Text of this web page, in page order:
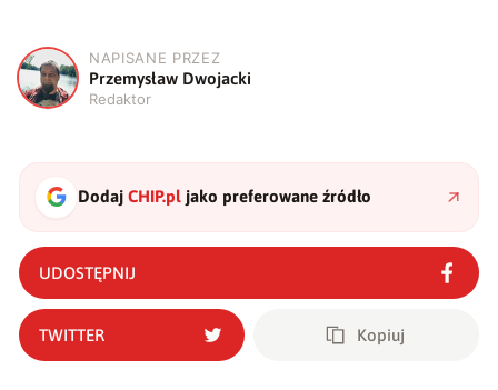
P
NAPISANE PRZEZ
Przemysław Dwojacki
Redaktor
DodajCHIP.pl jako preferowane źródło
UDOSTĘPNIJ
TWITTER Kopiuj